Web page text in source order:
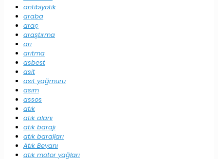
antibiyotik
araba
araç
araştırma
arı
arıtma
asbest
asit
asit yağmuru
asım
assos
atık
atık alanı
atık barajı
atık barajları
Atık Beyanı
atık motor yağları